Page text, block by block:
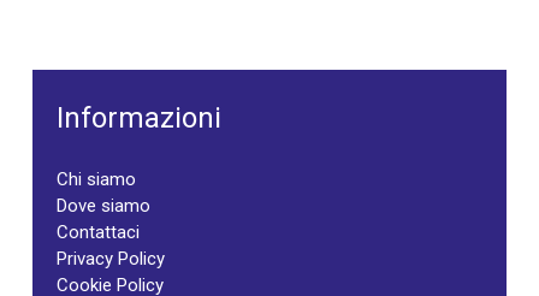
Informazioni
Chi siamo
Dove siamo
Contattaci
Privacy Policy
Cookie Policy